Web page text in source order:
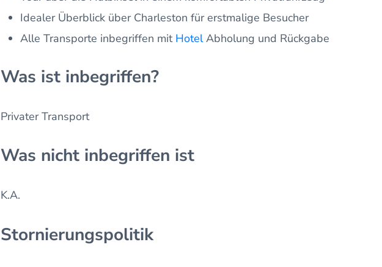
Idealer Überblick über Charleston für erstmalige Besucher
Alle Transporte inbegriffen mit HotelAbholung und Rückgabe
Was ist inbegriffen?
Privater Transport
Was nicht inbegriffen ist
K.A.
Stornierungspolitik